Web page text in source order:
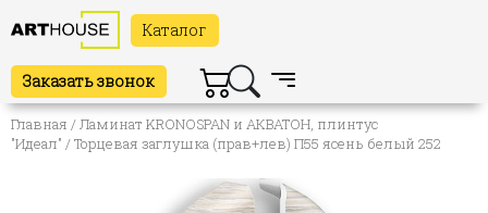
Каталог
Заказать звонок
Главная /Ламинат KRONOSPAN и АКВАТОН, плинтус
"Идеал" / Торцевая заглушка (прав+лев) П55 ясень белый 252